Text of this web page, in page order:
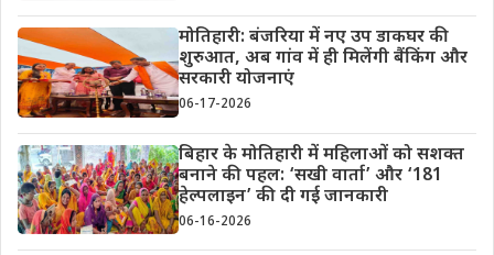
मोतिहारी: बंजरिया में नए उप डाकघर की
शुरुआत, अब गांव में ही मिलेंगी बैंकिंग और
सरकारी योजनाएं
06-17-2026
बिहार के मोतिहारी में महिलाओं को सशक्त
बनाने की पहल: ‘सखी वार्ता’ और ‘181
हेल्पलाइन’ की दी गई जानकारी
06-16-2026